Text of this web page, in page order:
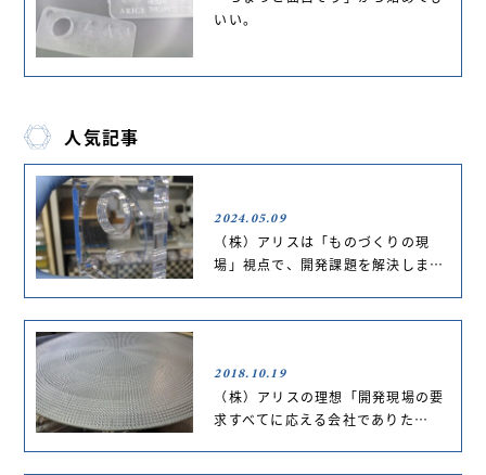
いい。
人気記事
2024.05.09
（株）アリスは「ものづくりの現
場」視点で、開発課題を解決しま…
2018.10.19
（株）アリスの理想「開発現場の要
求すべてに応える会社でありた…